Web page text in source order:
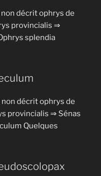
décrit ophrys de
provincialis ⇒
splendia
décrit ophrys de
provincialis ⇒ Sénas
Quelques